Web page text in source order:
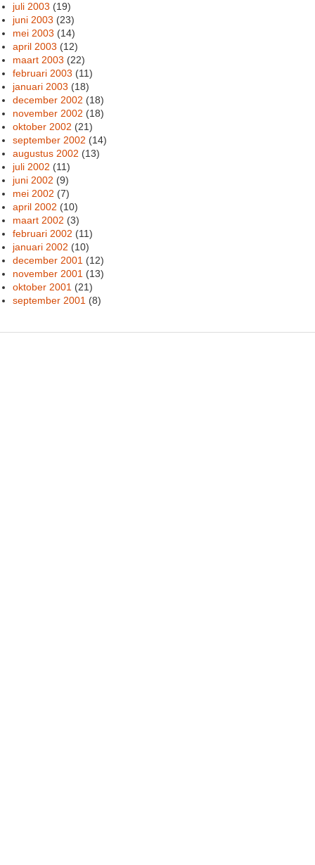
juli 2003 (19)
juni 2003 (23)
mei 2003 (14)
april 2003 (12)
maart 2003 (22)
februari 2003 (11)
januari 2003 (18)
december 2002 (18)
november 2002 (18)
oktober 2002 (21)
september 2002 (14)
augustus 2002 (13)
juli 2002 (11)
juni 2002 (9)
mei 2002 (7)
april 2002 (10)
maart 2002 (3)
februari 2002 (11)
januari 2002 (10)
december 2001 (12)
november 2001 (13)
oktober 2001 (21)
september 2001 (8)